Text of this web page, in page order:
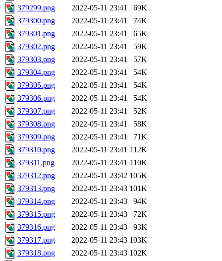
379299.png
2022-05-11 23:41
69K
379300.png
2022-05-11 23:41
74K
379301.png
2022-05-11 23:41
65K
379302.png
2022-05-11 23:41
59K
379303.png
2022-05-11 23:41
57K
379304.png
2022-05-11 23:41
54K
379305.png
2022-05-11 23:41
54K
379306.png
2022-05-11 23:41
54K
379307.png
2022-05-11 23:41
52K
379308.png
2022-05-11 23:41
58K
379309.png
2022-05-11 23:41
71K
379310.png
2022-05-11 23:41 112K
379311.png
2022-05-11 23:41 110K
379312.png
2022-05-11 23:42 105K
379313.png
2022-05-11 23:43 101K
379314.png
2022-05-11 23:43
94K
379315.png
2022-05-11 23:43
72K
379316.png
2022-05-11 23:43
93K
379317.png
2022-05-11 23:43 103K
379318.png
2022-05-11 23:43 102K